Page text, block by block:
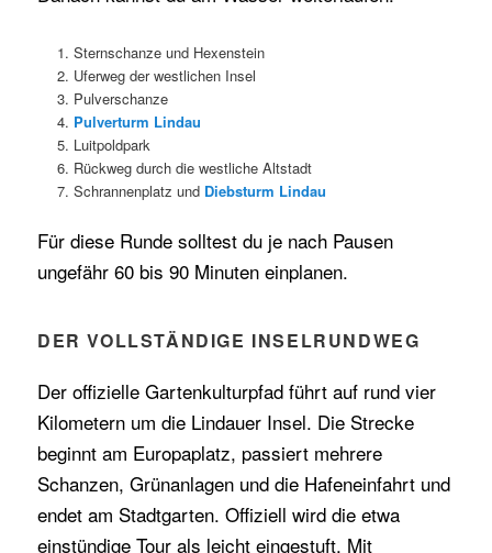
Sternschanze und Hexenstein
Uferweg der westlichen Insel
Pulverschanze
Pulverturm Lindau
Luitpoldpark
Rückweg durch die westliche Altstadt
Schrannenplatz und Diebsturm Lindau
Für diese Runde solltest du je nach Pausen
ungefähr 60 bis 90 Minuten einplanen.
DER VOLLSTÄNDIGE INSELRUNDWEG
Der offizielle Gartenkulturpfad führt auf rund vier
Kilometern um die Lindauer Insel. Die Strecke
beginnt am Europaplatz, passiert mehrere
Schanzen, Grünanlagen und die Hafeneinfahrt und
endet am Stadtgarten. Offiziell wird die etwa
einstündige Tour als leicht eingestuft. Mit